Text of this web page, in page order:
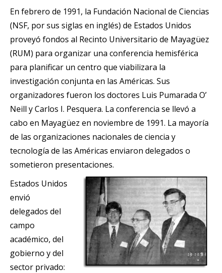
En febrero de 1991, la Fundación Nacional de Ciencias
(NSF, por sus siglas en inglés) de Estados Unidos
proveyó fondos al Recinto Universitario de Mayagüez
(RUM) para organizar una conferencia hemisférica
para planificar un centro que viabilizara la
investigación conjunta en las Américas. Sus
organizadores fueron los doctores Luis Pumarada O’
Neill y Carlos I. Pesquera. La conferencia se llevó a
cabo en Mayagüez en noviembre de 1991. La mayoría
de las organizaciones nacionales de ciencia y
tecnología de las Américas enviaron delegados o
sometieron presentaciones.
Estados Unidos
envió
delegados del
campo
académico, del
gobierno y del
sector privado: